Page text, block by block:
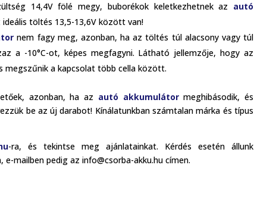
14,4V fölé megy, buborékok keletkezhetnek az autó
töltés 13,5-13,6V között van!
nem fagy meg, azonban, ha az töltés túl alacsony vagy túl
a -10°C-ot, képes megfagyni. Látható jellemzője, hogy az
megszűnik a kapcsolat több cella között.
azonban, ha az autó akkumulátormeghibásodik, és
be az új darabot! Kínálatunkban számtalan márka és típus
-ra, és tekintse meg ajánlatainkat. Kérdés esetén állunk
mailben pedig az info@csorba-akku.hu címen.